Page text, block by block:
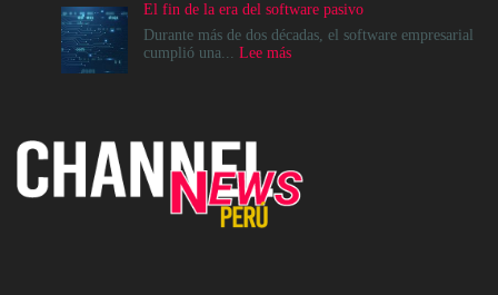
destino,
es
un
operativo
por
semiconductores
El fin de la era del software pasivo
Durante más de dos décadas, el software empresarial
cumplió una... Lee más:
software
pasivo